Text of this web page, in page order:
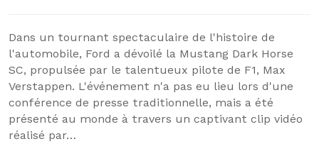
Dans un tournant spectaculaire de l'histoire de
l'automobile, Ford a dévoilé la Mustang Dark Horse
SC, propulsée par le talentueux pilote de F1, Max
Verstappen. L'événement n'a pas eu lieu lors d'une
conférence de presse traditionnelle, mais a été
présenté au monde à travers un captivant clip vidéo
réalisé par…